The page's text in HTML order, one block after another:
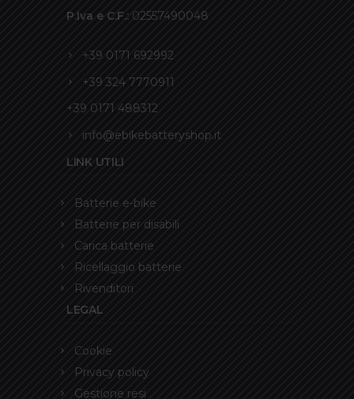
P.Iva e C.F.: 02557490048
+39 0171 692992
+39 324 7770911
+39 0171 488312
info@ebikebatteryshop.it
LINK UTILI
Batterie e-bike
Batterie per disabili
Carica batterie
Ricellaggio batterie
Rivenditori
LEGAL
Cookie
Privacy policy
Gestione resi